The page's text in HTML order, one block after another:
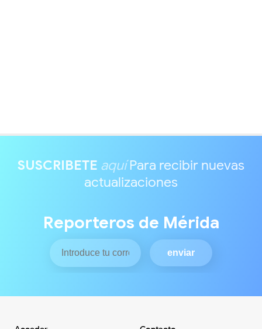
SUSCRIBETE aquíPara recibir nuevas
actualizaciones
Reporteros de Mérida